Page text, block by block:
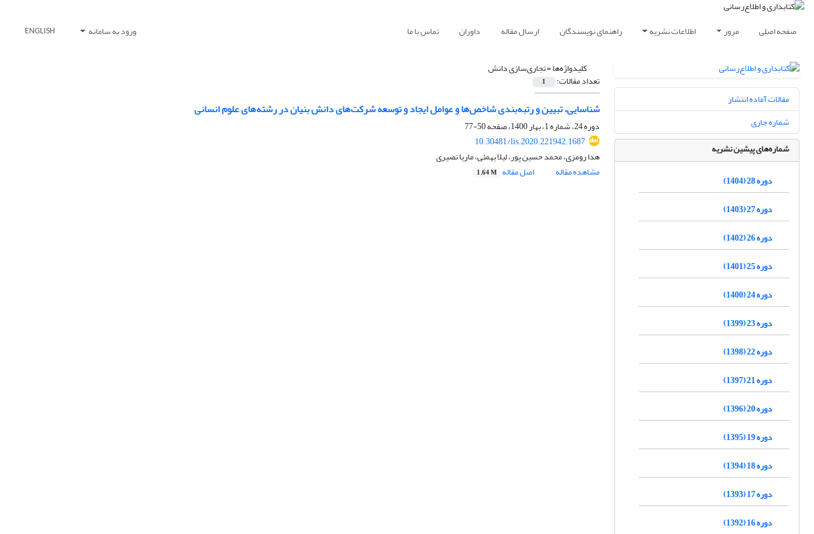
صفحه اصلی مرور اطلاعات نشریه راهنمای نویسندگان ارسال مقاله داوران تماس با ما ورود به سامانه ENGLISH
کلیدواژه‌ها =تجاری‌سازی دانش
تعداد مقالات: 1
شناسایی، تبیین و رتبه‌بندی شاخص‌ها و عوامل ایجاد و توسعه شرکت‌های دانش بنیان در رشته‌های علوم انسانی
دوره 24، شماره 1، بهار 1400، صفحه
50-77
10.30481/lis.2020.221942.1687
هدا رومزی، محمد حسین پور، لیلا بهمئی، ماریا نصیری
مشاهده مقاله
اصل مقاله 1.64 M
مقالات آماده انتشار
شماره جاری
شماره‌های پیشین نشریه
دوره 28 (1404)
دوره 27 (1403)
دوره 26 (1402)
دوره 25 (1401)
دوره 24 (1400)
دوره 23 (1399)
دوره 22 (1398)
دوره 21 (1397)
دوره 20 (1396)
دوره 19 (1395)
دوره 18 (1394)
دوره 17 (1393)
دوره 16 (1392)